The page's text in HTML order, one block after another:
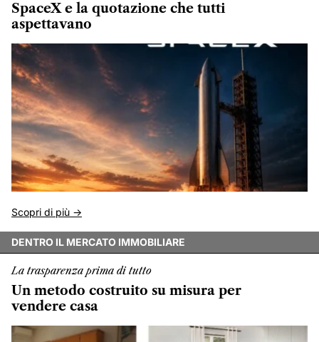
SpaceX e la quotazione che tutti
aspettavano
Scopri di più ->
DENTRO IL MERCATO IMMOBILIARE
La trasparenza prima di tutto
Un metodo costruito su misura per
vendere casa